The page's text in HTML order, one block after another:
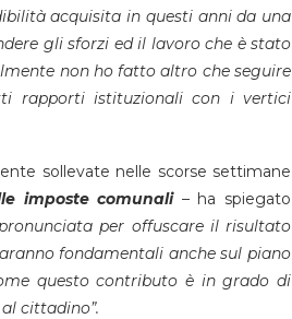
acquisita in questi anni da una
gli sforzi ed il lavoro che è stato
non ho fatto altro che seguire
rapporti istituzionali con i vertici
sollevate nelle scorse settimane
imposte comunali – ha spiegato
per offuscare il risultato
fondamentali anche sul piano
questo contributo è in grado di
cittadino”.